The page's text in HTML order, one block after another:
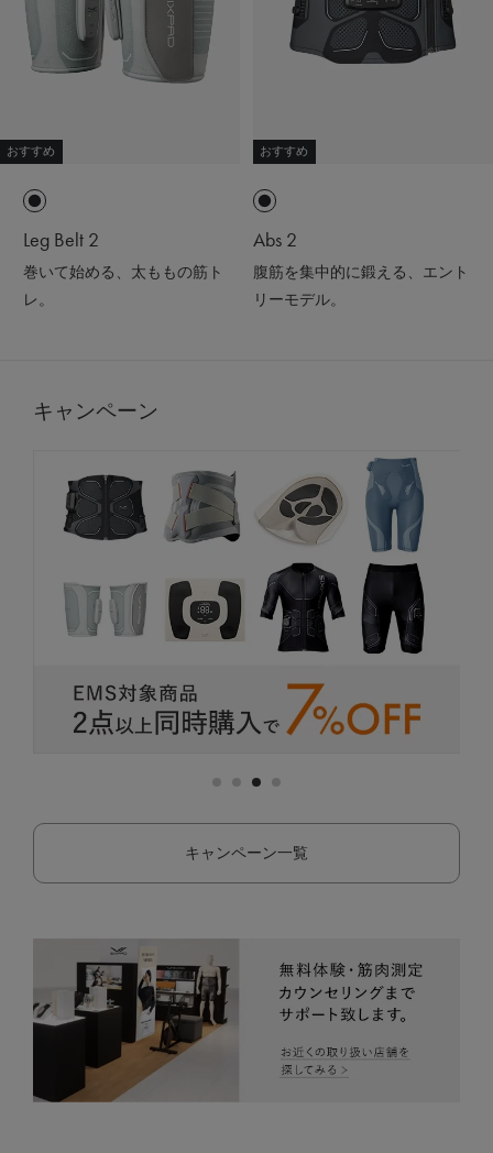
おすすめ
Leg Belt 2
巻いて始める、太ももの筋ト
レ。
おすすめ
Abs 2
腹筋を集中的に鍛える、エント
リーモデル。
キャンペーン
キャンペーン一覧